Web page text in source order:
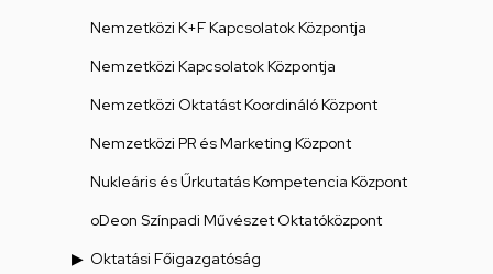
Nemzetközi K+F Kapcsolatok Központja
Nemzetközi Kapcsolatok Központja
Nemzetközi Oktatást Koordináló Központ
Nemzetközi PR és Marketing Központ
Nukleáris és Űrkutatás Kompetencia Központ
oDeon Színpadi Művészet Oktatóközpont
Oktatási Főigazgatóság